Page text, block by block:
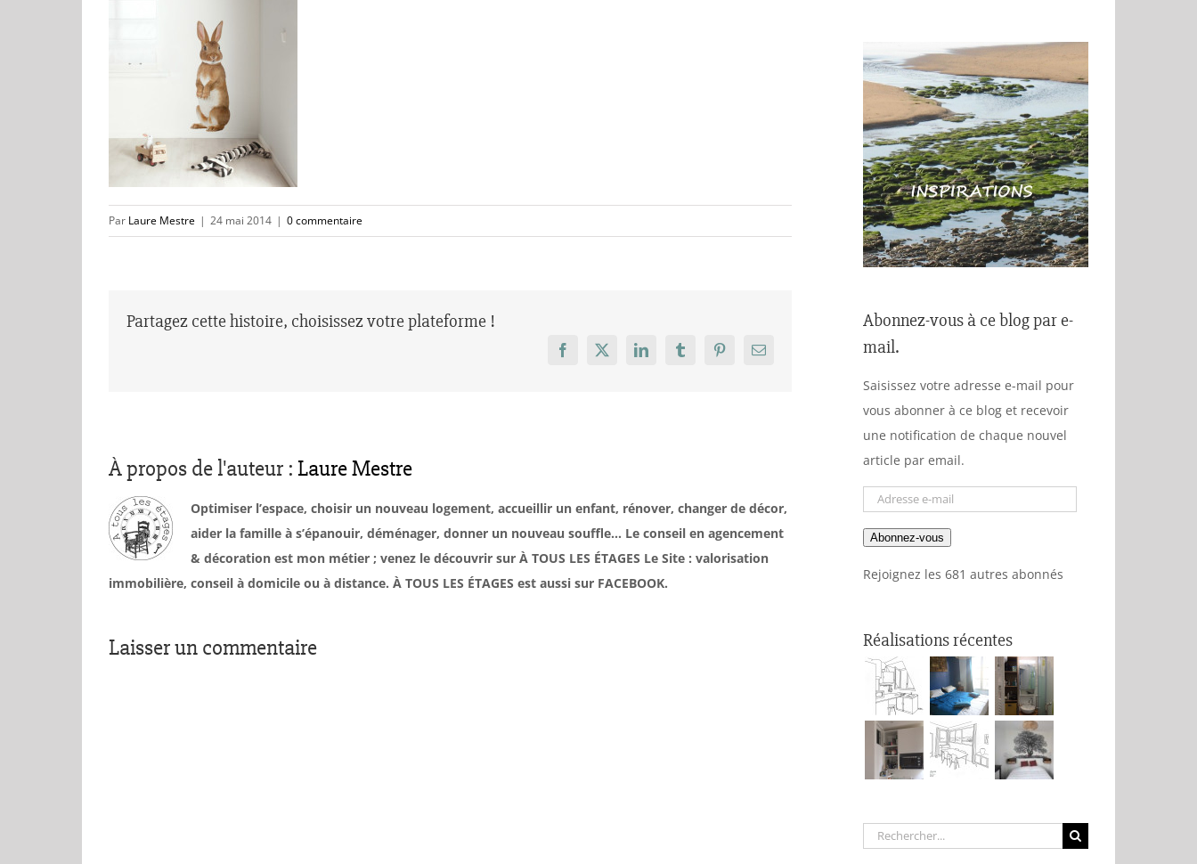
Par Laure Mestre | 24 mai 2014 | 0 commentaire
Partagez cette histoire, choisissez votre plateforme !
Facebook
X LinkedInTumblrPinterestEmail
À propos de l'auteur : Laure Mestre
Optimiser l’espace, choisir un nouveau logement, accueillir un enfant, rénover, changer de décor,
aider la famille à s’épanouir, déménager, donner un nouveau souffle… Le conseil en agencement
& décoration est mon métier ; venez le découvrir sur À TOUS LES ÉTAGES Le Site : valorisation
immobilière, conseil à domicile ou à distance. À TOUS LES ÉTAGES est aussi sur FACEBOOK.
Laisser un commentaire
Abonnez-vous à ce blog par e-
mail.
Saisissez votre adresse e-mail pour
vous abonner à ce blog et recevoir
une notification de chaque nouvel
article par email.
Adresse
mail
Abonnez-vous
Rejoignez les 681 autres abonnés
Réalisations récentes
Rechercher: